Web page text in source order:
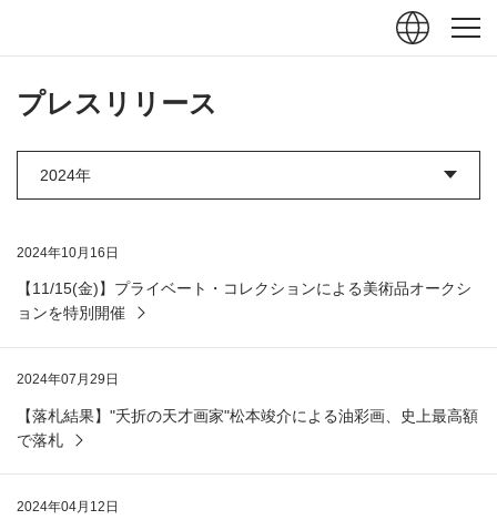
プレスリリース
2024年10月16日
【11/15(金)】プライベート・コレクションによる美術品オークシ
ョンを特別開催
2024年07月29日
【落札結果】"夭折の天才画家"松本竣介による油彩画、史上最高額
で落札
2024年04月12日